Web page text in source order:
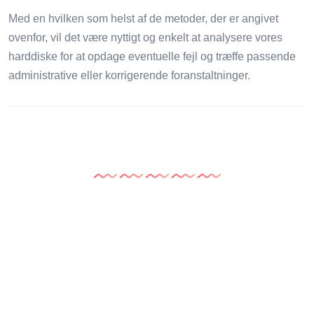
Med en hvilken som helst af de metoder, der er angivet
ovenfor, vil det være nyttigt og enkelt at analysere vores
harddiske for at opdage eventuelle fejl og træffe passende
administrative eller korrigerende foranstaltninger.